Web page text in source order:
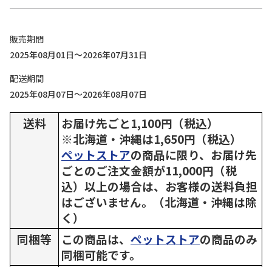
販売期間
2025年08月01日～2026年07月31日
配送期間
2025年08月07日～2026年08月07日
送料
お届け先ごと1,100円（税込）
※北海道・沖縄は1,650円（税込）
ペットストアの商品に限り、お届け先
ごとのご注文金額が11,000円（税
込）以上の場合は、お客様の送料負担
はございません。（北海道・沖縄は除
く）
同梱等
この商品は、 ペットストアの商品のみ
同梱可能です。